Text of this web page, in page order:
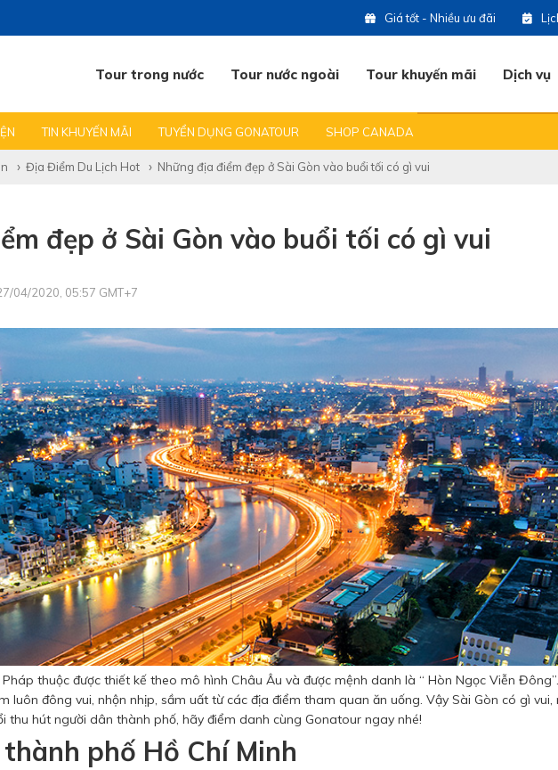
Giá tốt - Nhiều ưu đãi
Tour trong nước Tour nước ngoài Tour khuyến mãi Dịch vụ
GALA
TIN KHUYẾN MÃI TUYỂN DỤNG GONATOUR SHOP CANADA
Địa Điểm Du Lịch Hot Những địa điểm đẹp ở Sài Gòn vào buổi tối có gì vui
đẹp ở Sài Gòn vào buổi tối có gì vui
04/2020, 05:57 GMT+7
thuộc được thiết kế theo mô hình Châu Âu và được mệnh danh là “ Hòn Ngọc Viễn
luôn đông vui, nhộn nhịp, sầm uất từ các địa điểm tham quan ăn uống. Vậy Sài Gòn có gì vui,
thu hút người dân thành phố, hãy điểm danh cùng Gonatour ngay nhé!
phố Hồ Chí Minh